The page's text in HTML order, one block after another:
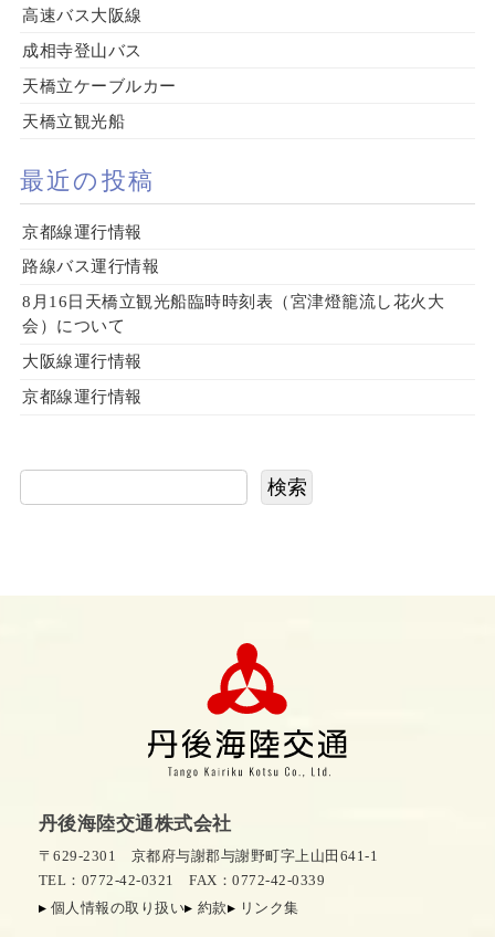
高速バス大阪線
成相寺登山バス
天橋立ケーブルカー
天橋立観光船
最近の投稿
京都線運行情報
路線バス運行情報
8月16日天橋立観光船臨時時刻表（宮津燈籠流し花火大
会）について
大阪線運行情報
京都線運行情報
検索
丹後海陸交通株式会社
〒629-2301 京都府与謝郡与謝野町字上山田641-1
TEL：0772-42-0321
FAX：0772-42-0339
個人情報の取り扱い
約款 リンク集